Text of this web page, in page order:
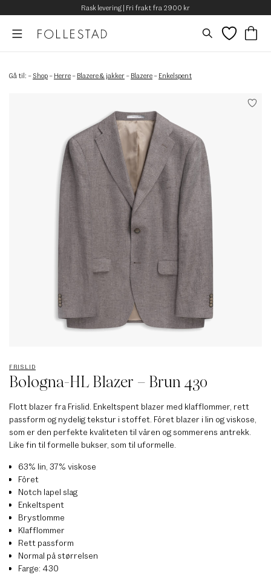
Rask levering | Fri frakt fra 2900 kr
Gå til: – Shop – Herre – Blazere & jakker – Blazere – Enkelspent
FRISLID
Bologna-HL Blazer – Brun 430
Flott blazer fra Frislid. Enkeltspent blazer med klafflommer, rett
passform og nydelig tekstur i stoffet. Fôret blazer i lin og viskose,
som er den perfekte kvaliteten til våren og sommerens antrekk.
Like fin til formelle bukser, som til uformelle.
63% lin, 37% viskose
Fôret
Notch lapel slag
Enkeltspent
Brystlomme
Klafflommer
Rett passform
Normal på størrelsen
Farge: 430